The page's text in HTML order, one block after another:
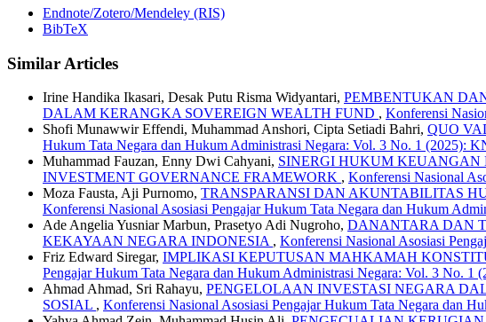
Endnote/Zotero/Mendeley (RIS)
BibTeX
Similar Articles
Irine Handika Ikasari, Desak Putu Risma Widyantari, PEMBENTUKAN
DALAM KERANGKA SOVEREIGN WEALTH FUND , Konferensi
Shofi Munawwir Effendi, Muhammad Anshori, Cipta Setiadi Bahri, QUO
Hukum Tata Negara dan Hukum Administrasi Negara: Vol. 3 No. 1 (2025):
Muhammad Fauzan, Enny Dwi Cahyani, SINERGI HUKUM
INVESTMENT GOVERNANCE FRAMEWORK , Konferensi Nasional
Moza Fausta, Aji Purnomo, TRANSPARANSI DAN AKUNTABILITAS
Konferensi Nasional Asosiasi Pengajar Hukum Tata Negara dan Hukum
Ade Angelia Yusniar Marbun, Prasetyo Adi Nugroho, DANANTARA DAN
KEKAYAAN NEGARA INDONESIA , Konferensi Nasional Asosiasi
Friz Edward Siregar, IMPLIKASI KEPUTUSAN MAHKAMAH
Pengajar Hukum Tata Negara dan Hukum Administrasi Negara: Vol. 3 No.
Ahmad Ahmad, Sri Rahayu, PENGELOLAAN INVESTASI NEGARA
SOSIAL , Konferensi Nasional Asosiasi Pengajar Hukum Tata Negara dan